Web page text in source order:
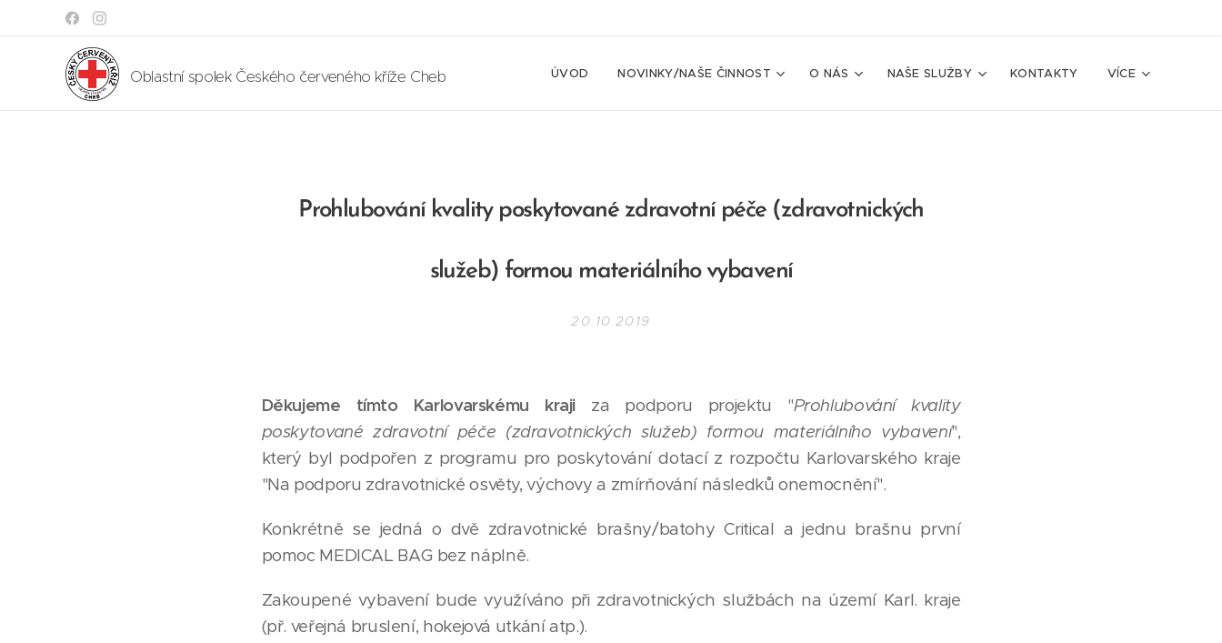
Oblastní spolek Českého červeného kříže Cheb ÚVOD NOVINKY/NAŠE ČINNOST O NÁS NAŠE SLUŽBY KONTAKTY VÍCE
Prohlubování kvality poskytované zdravotní péče (zdravotnických
služeb) formou materiálního vybavení
20.10.2019
Děkujeme tímto Karlovarskému kraji za podporu projektu "Prohlubování kvality
poskytované zdravotní péče (zdravotnických služeb) formou materiálního vybavení",
který byl podpořen z programu pro poskytování dotací z rozpočtu Karlovarského kraje
"Na podporu zdravotnické osvěty, výchovy a zmírňování následků onemocnění".
Konkrétně se jedná o dvě zdravotnické brašny/batohy Critical a jednu brašnu první
pomoc MEDICAL BAG bez náplně.
Zakoupené vybavení bude využíváno při zdravotnických službách na území Karl. kraje
(př. veřejná bruslení, hokejová utkání atp.).